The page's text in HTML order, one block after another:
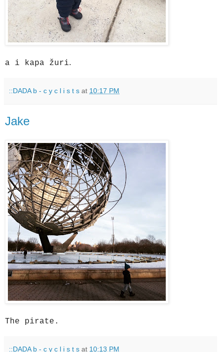
a i kapa žuri.
::DADA b - c y c l i s t s at 10:17 PM
Jake
The pirate.
::DADA b - c y c l i s t s at 10:13 PM